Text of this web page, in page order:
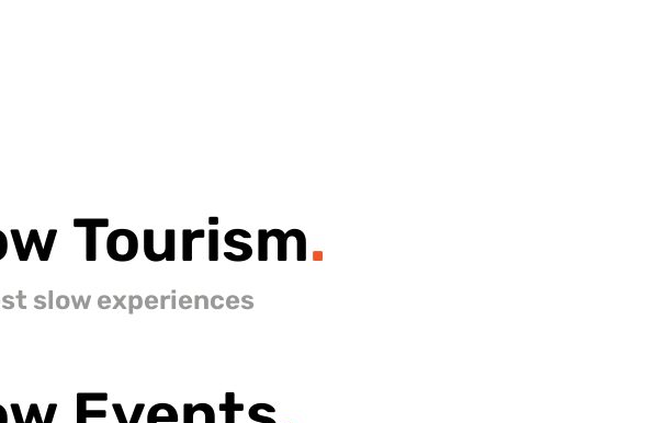
Tourism.
slow experiences